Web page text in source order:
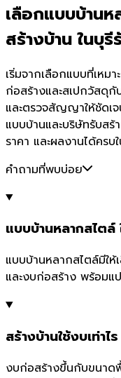
เลือกแบบบ้าน
สร้างบ้าน ในบุ
เริ่มจากเลือกแบบที่เหม
ก่อสร้างและสเปกวัสดุ
และตรวจสัญญาให้ชัดเ
แบบบ้านและบริษัทรับสร้
ราคา และผลงานได้ครบ
คำถามที่พบบ่อย
แบบบ้านหลากสไตล์
แบบบ้านหลากสไตล์มีใ
และงบก่อสร้าง พร้อมแ
สร้างบ้านใช้งบเท่าไ
งบก่อสร้างขึ้นกับขนาด